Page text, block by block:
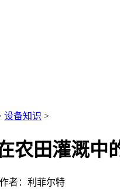
设备知识 >
农田灌溉中
者：利菲尔特